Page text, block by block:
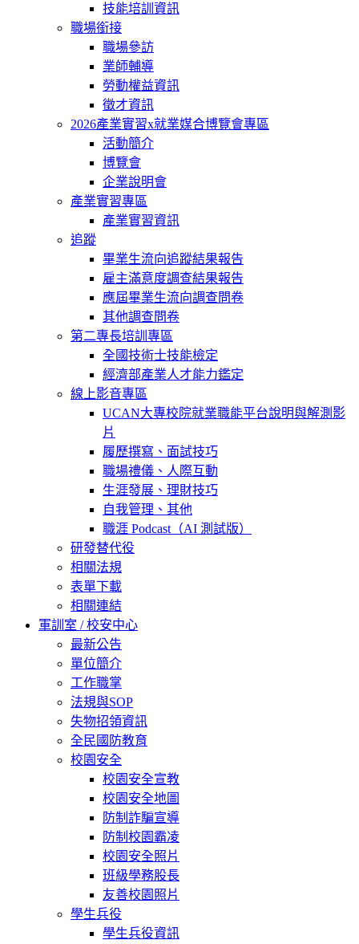
技能培訓資訊
職場銜接
職場參訪
業師輔導
勞動權益資訊
徵才資訊
2026產業實習x就業媒合博覽會專區
活動簡介
博覽會
企業說明會
產業實習專區
產業實習資訊
追蹤
畢業生流向追蹤結果報告
雇主滿意度調查結果報告
應屆畢業生流向調查問卷
其他調查問卷
第二專長培訓專區
全國技術士技能檢定
經濟部產業人才能力鑑定
線上影音專區
UCAN大專校院就業職能平台說明與解測影
片
履歷撰寫、面試技巧
職場禮儀、人際互動
生涯發展、理財技巧
自我管理、其他
職涯 Podcast（AI 測試版）
研發替代役
相關法規
表單下載
相關連結
軍訓室 / 校安中心
最新公告
單位簡介
工作職掌
法規與SOP
失物招領資訊
全民國防教育
校園安全
校園安全宣教
校園安全地圖
防制詐騙宣導
防制校園霸凌
校園安全照片
班級學務股長
友善校園照片
學生兵役
學生兵役資訊